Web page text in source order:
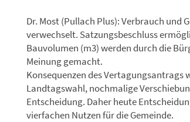
Dr. Most (Pullach Plus): Verbrauch
verwechselt. Satzungsbeschluss
Bauvolumen (m3) werden durch die
Meinung gemacht.
Konsequenzen des
Landtagswahl, nochmalige
Entscheidung. Daher heute
vierfachen Nutzen für die Gemeinde.